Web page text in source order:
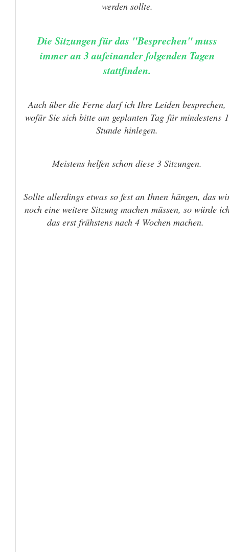
werden sollte.
Die Sitzungen für das "Besprechen" muss
immer an 3 aufeinander folgenden Tagen
stattfinden.
Auch über die Ferne darf ich Ihre Leiden besprechen,
wofür Sie sich bitte am geplanten Tag für mindestens 1
Stunde hinlegen.
Meistens helfen schon diese 3 Sitzungen.
Sollte allerdings etwas so fest an Ihnen hängen, das
noch eine weitere Sitzung machen müssen, so würde
das erst frühstens nach 4 Wochen machen.